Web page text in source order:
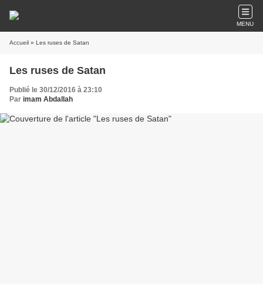
MENU
Accueil » Les ruses de Satan
Les ruses de Satan
Publié le 30/12/2016 à 23:10
Par imam Abdallah